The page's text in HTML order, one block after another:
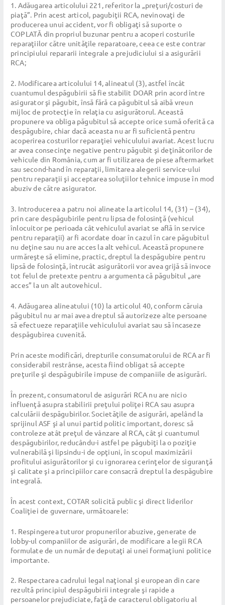
1. Adăugarea articolului 221, referitor la „preţuri/costuri de
piaţă”. Prin acest articol, pagubiţii RCA, nevinovaţi de
producerea unui accident, vor fi obligaţi să suporte o
COPLATĂ din propriul buzunar pentru a acoperi costurile
reparaţiilor către unităţile reparatoare, ceea ce este contrar
principiului repararii integrale a prejudiciului si a asigurării
RCA;
2. Modificarea articolului 14, alineatul (3), astfel încât
cuantumul despăgubirii să fie stabilit DOAR prin acord între
asigurator şi păgubit, însă fără ca păgubitul să aibă vreun
mijloc de protecţie în relaţia cu asigurătorul. Această
propunere va obliga păgubitul să accepte orice sumă oferită ca
despăgubire, chiar dacă aceasta nu ar fi suficientă pentru
acoperirea costurilor reparaţiei vehiculului avariat. Acest lucru
ar avea consecinţe negative pentru păgubit şi deţinătorilor de
vehicule din România, cum ar fi utilizarea de piese aftermarket
sau second-hand în reparaţii, limitarea alegerii service-ului
pentru reparaţii şi acceptarea soluţiilor tehnice impuse în mod
abuziv de către asigurator.
3. Introducerea a patru noi alineate la articolul 14, (31) – (34),
prin care despăgubirile pentru lipsa de folosinţă (vehicul
înlocuitor pe perioada cât vehiculul avariat se află în service
pentru reparaţii) ar fi acordate doar în cazul în care păgubitul
nu deţine sau nu are acces la alt vehicul. Această propunere
urmăreşte să elimine, practic, dreptul la despăgubire pentru
lipsă de folosinţă, întrucât asigurătorii vor avea grijă să invoce
tot felul de pretexte pentru a argumenta că păgubitul „are
acces” la un alt autovehicul.
4. Adăugarea alineatului (10) la articolul 40, conform căruia
păgubitul nu ar mai avea dreptul să autorizeze alte persoane
să efectueze reparaţiile vehiculului avariat sau să încaseze
despăgubirea cuvenită.
Prin aceste modificări, drepturile consumatorului de RCA ar fi
considerabil restrânse, acesta fiind obligat să accepte
preţurile şi despăgubirile impuse de companiile de asigurări.
În prezent, consumatorul de asigurări RCA nu are nicio
influenţă asupra stabilirii preţului poliţei RCA sau asupra
calculării despăgubirilor. Societăţile de asigurări, apelând la
sprijinul ASF şi al unui partid politic important, doresc să
controleze atât preţul de vânzare al RCA, cât şi cuantumul
despăgubirilor, reducându-i astfel pe păgubiţi la o poziţie
vulnerabilă şi lipsindu-i de opţiuni, în scopul maximizării
profitului asigurătorilor şi cu ignorarea cerinţelor de siguranţă
şi calitate şi a principiilor care consacră dreptul la despăgubire
integrală.
În acest context, COTAR solicită public şi direct liderilor
Coaliţiei de guvernare, următoarele:
1. Respingerea tuturor propunerilor abuzive, generate de
lobby-ul companiilor de asigurări, de modificare a legii RCA
formulate de un număr de deputaţi ai unei formaţiuni politice
importante.
2. Respectarea cadrului legal naţional şi european din care
rezultă principiul despăgubirii integrale şi rapide a
persoanelor prejudiciate, faţă de caracterul obligatoriu al